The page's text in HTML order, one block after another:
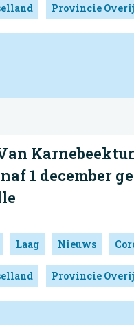
Provincie
1 december
Laag Nieuws
Provincie